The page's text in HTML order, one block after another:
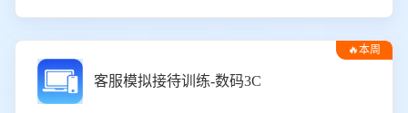
🔥本周
客服模拟接待训练-数码3C